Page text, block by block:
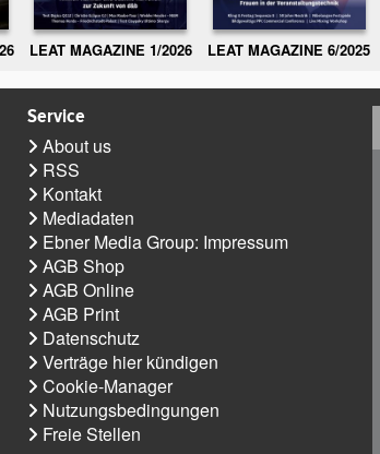
LEAT MAGAZINE 1/2026 LEAT MAGAZINE 6/2025
Service
About us
RSS
Kontakt
Mediadaten
Ebner Media Group: Impressum
AGB Shop
AGB Online
AGB Print
Datenschutz
Verträge hier kündigen
Cookie-Manager
Nutzungsbedingungen
Freie Stellen